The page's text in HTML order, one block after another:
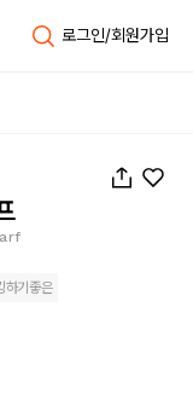
로그인/회원가입
하기좋은